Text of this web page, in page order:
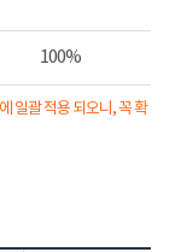
100%
일괄 적용 되오니, 꼭 확